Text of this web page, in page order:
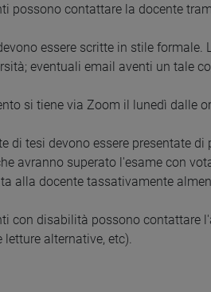
possono contattare la docente
essere scritte in stile
eventuali email aventi un tale
si tiene via Zoom il lunedì dalle
di tesi devono essere presentate
avranno superato l'esame con
alla docente tassativamente
con disabilità possono contattare
letture alternative, etc).